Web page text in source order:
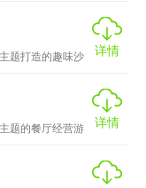
题打造的趣味沙
详情
题的餐厅经营游
详情